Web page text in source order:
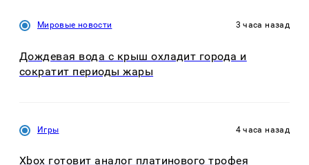
Мировые новости 3 часа назад
Дождевая вода с крыш охладит города и
сократит периоды жары
Игры 4 часа назад
Xbox готовит аналог платинового трофея